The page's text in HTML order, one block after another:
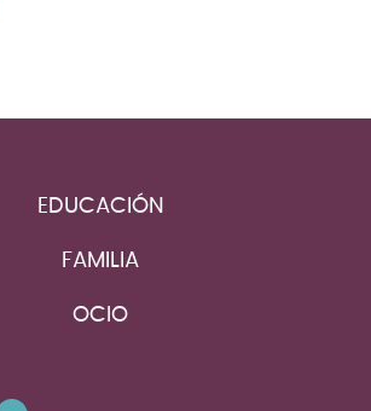
EDUCACIÓN
FAMILIA
OCIO